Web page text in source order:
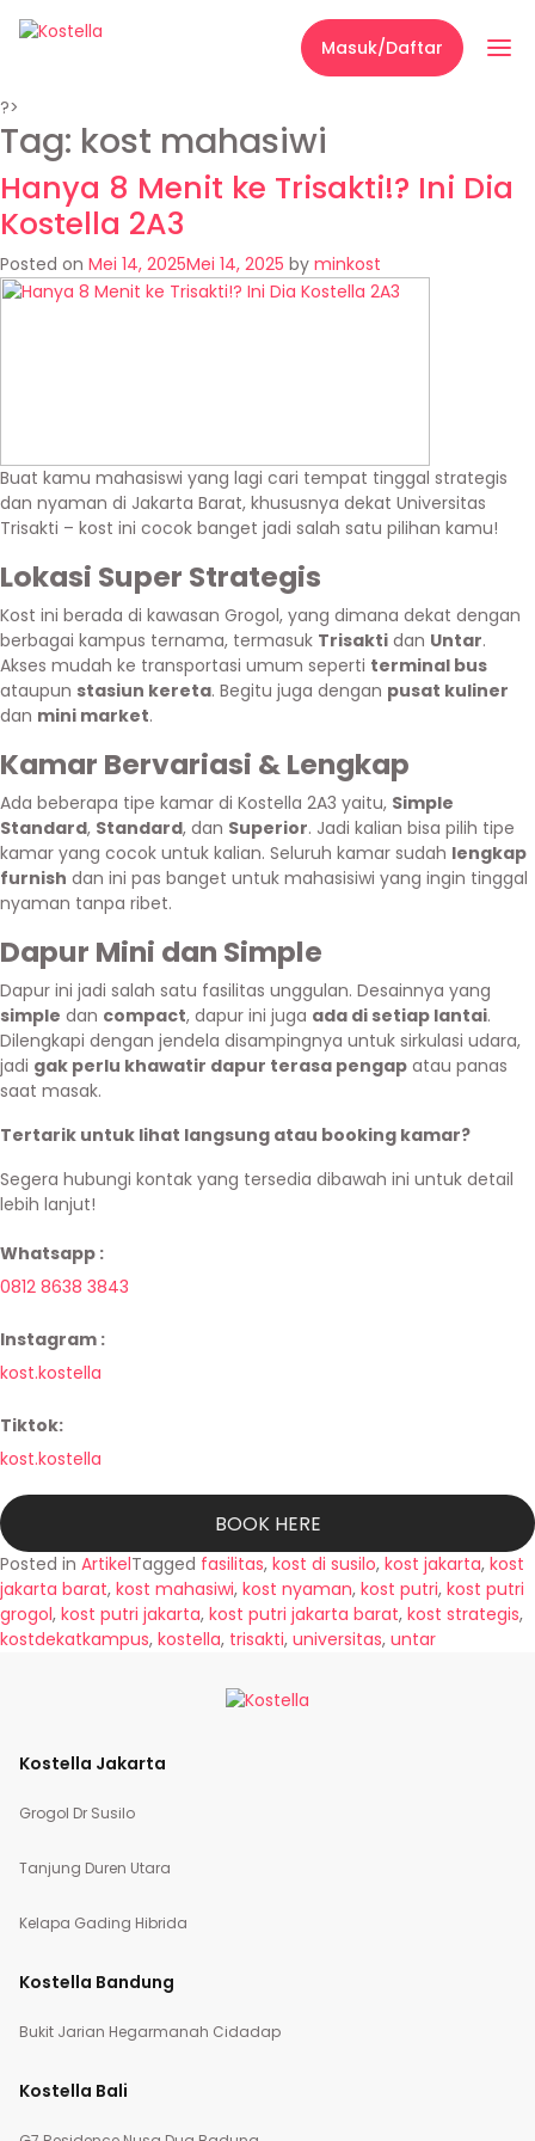
?>
Masuk/Daftar
Tag: kost mahasiwi
Hanya 8 Menit ke Trisakti!? Ini Dia
Kostella 2A3
Posted on Mei 14, 2025Mei 14, 2025 by minkost
Buat kamu mahasiswi yang lagi cari tempat tinggal strategis
dan nyaman di Jakarta Barat, khususnya dekat Universitas
Trisakti – kost ini cocok banget jadi salah satu pilihan kamu!
Lokasi Super Strategis
Kost ini berada di kawasan Grogol, yang dimana dekat dengan
berbagai kampus ternama, termasuk Trisakti dan Untar.
Akses mudah ke transportasi umum seperti terminal bus
ataupun stasiun kereta. Begitu juga dengan pusat kuliner
dan mini market.
Kamar Bervariasi & Lengkap
Ada beberapa tipe kamar di Kostella 2A3 yaitu, Simple
Standard, Standard, dan Superior. Jadi kalian bisa pilih tipe
kamar yang cocok untuk kalian. Seluruh kamar sudah lengkap
furnish dan ini pas banget untuk mahasisiwi yang ingin tinggal
nyaman tanpa ribet.
Dapur Mini dan Simple
Dapur ini jadi salah satu fasilitas unggulan. Desainnya yang
simple dan compact, dapur ini juga ada di setiap lantai.
Dilengkapi dengan jendela disampingnya untuk sirkulasi udara,
jadi gak perlu khawatir dapur terasa pengap atau panas
saat masak.
Tertarik untuk lihat langsung atau booking kamar?
Segera hubungi kontak yang tersedia dibawah ini untuk detail
lebih lanjut!
Whatsapp :
0812 8638 3843
Instagram :
kost.kostella
Tiktok:
kost.kostella
BOOK HERE
Posted in ArtikelTagged fasilitas, kost di susilo, kost jakarta, kost
jakarta barat, kost mahasiwi, kost nyaman, kost putri, kost putri
grogol, kost putri jakarta, kost putri jakarta barat, kost strategis,
kostdekatkampus, kostella, trisakti, universitas, untar
Kostella Jakarta
Grogol Dr Susilo
Tanjung Duren Utara
Kelapa Gading Hibrida
Kostella Bandung
Bukit Jarian Hegarmanah Cidadap
Kostella Bali